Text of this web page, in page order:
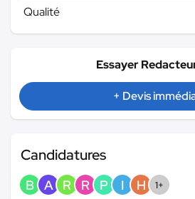
Qualité
Essayer
+ Devis
Candidatures
B A R R P I H 1+